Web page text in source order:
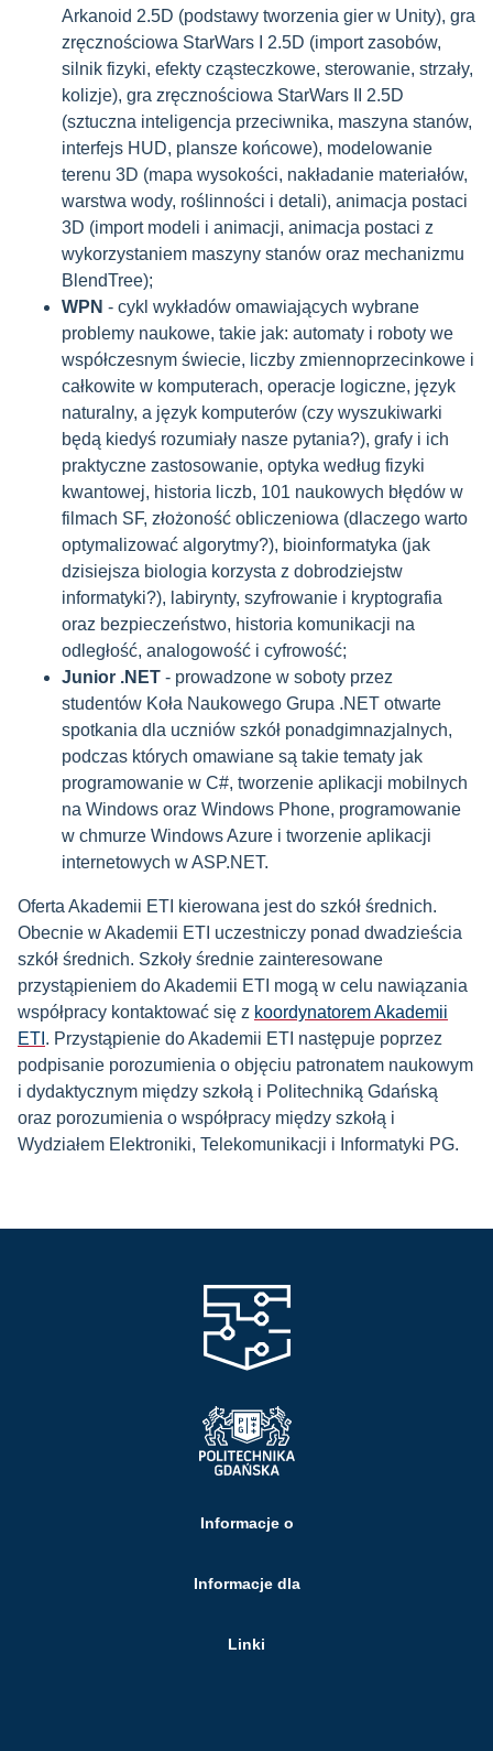
Arkanoid 2.5D (podstawy tworzenia gier w Unity), gra
zręcznościowa StarWars I 2.5D (import zasobów,
silnik fizyki, efekty cząsteczkowe, sterowanie, strzały,
kolizje), gra zręcznościowa StarWars II 2.5D
(sztuczna inteligencja przeciwnika, maszyna stanów,
interfejs HUD, plansze końcowe), modelowanie
terenu 3D (mapa wysokości, nakładanie materiałów,
warstwa wody, roślinności i detali), animacja postaci
3D (import modeli i animacji, animacja postaci z
wykorzystaniem maszyny stanów oraz mechanizmu
BlendTree);
WPN - cykl wykładów omawiających wybrane
problemy naukowe, takie jak: automaty i roboty we
współczesnym świecie, liczby zmiennoprzecinkowe i
całkowite w komputerach, operacje logiczne, język
naturalny, a język komputerów (czy wyszukiwarki
będą kiedyś rozumiały nasze pytania?), grafy i ich
praktyczne zastosowanie, optyka według fizyki
kwantowej, historia liczb, 101 naukowych błędów w
filmach SF, złożoność obliczeniowa (dlaczego warto
optymalizować algorytmy?), bioinformatyka (jak
dzisiejsza biologia korzysta z dobrodziejstw
informatyki?), labirynty, szyfrowanie i kryptografia
oraz bezpieczeństwo, historia komunikacji na
odległość, analogowość i cyfrowość;
Junior .NET - prowadzone w soboty przez
studentów Koła Naukowego Grupa .NET otwarte
spotkania dla uczniów szkół ponadgimnazjalnych,
podczas których omawiane są takie tematy jak
programowanie w C#, tworzenie aplikacji mobilnych
na Windows oraz Windows Phone, programowanie
w chmurze Windows Azure i tworzenie aplikacji
internetowych w ASP.NET.
Oferta Akademii ETI kierowana jest do szkół średnich.
Obecnie w Akademii ETI uczestniczy ponad dwadzieścia
szkół średnich. Szkoły średnie zainteresowane
przystąpieniem do Akademii ETI mogą w celu nawiązania
współpracy kontaktować się z koordynatorem Akademii
ETI . Przystąpienie do Akademii ETI następuje poprzez
podpisanie porozumienia o objęciu patronatem naukowym
i dydaktycznym między szkołą i Politechniką Gdańską
oraz porozumienia o współpracy między szkołą i
Wydziałem Elektroniki, Telekomunikacji i Informatyki PG.
Informacje o
Informacje dla
Linki